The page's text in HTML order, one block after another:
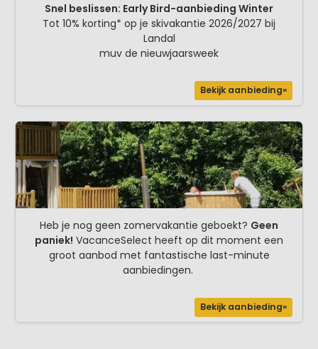
Snel beslissen: Early Bird-aanbieding Winter
Tot 10% korting* op je skivakantie 2026/2027 bij
Landal
muv de nieuwjaarsweek
Bekijk aanbieding»
Heb je nog geen zomervakantie geboekt? Geen
paniek! VacanceSelect heeft op dit moment een
groot aanbod met fantastische last-minute
aanbiedingen.
Bekijk aanbieding»